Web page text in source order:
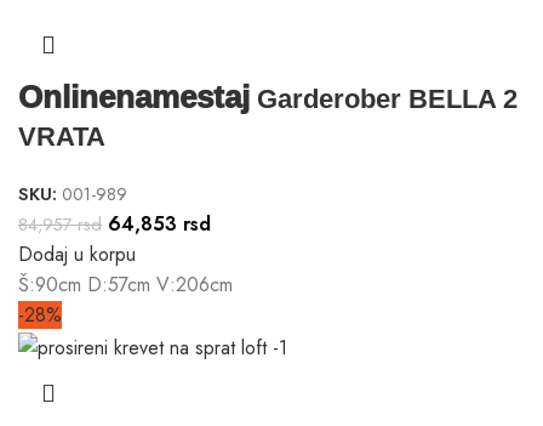
Onlinenamestaj Garderober BELLA 2
VRATA
SKU: 001-989
84,957rsd 64,853 rsd
Dodaj u korpu
Š:90cm D:57cm V:206cm
-28%